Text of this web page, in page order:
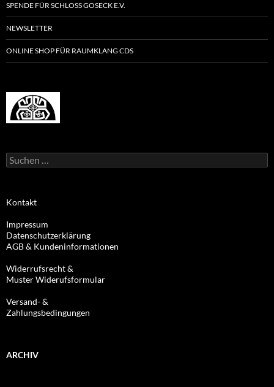
SPENDE FÜR SCHLOSS GOSECK E.V.
NEWSLETTER
ONLINE SHOP FÜR RAUMKLANG CDS
Suchen
nach:
Kontakt
Impressum
Datenschutzerklärung
AGB & Kundeninformationen
Widerrufsrecht &
Muster Widerufsformular
Versand- &
Zahlungsbedingungen
ARCHIV